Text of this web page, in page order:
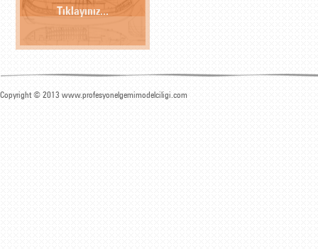
Tıklayınız...
Copyright © 2013 www.profesyonelgemimodelciligi.com